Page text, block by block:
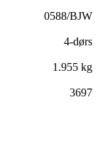
0588/BJW
4-dørs
1.955 kg
3697